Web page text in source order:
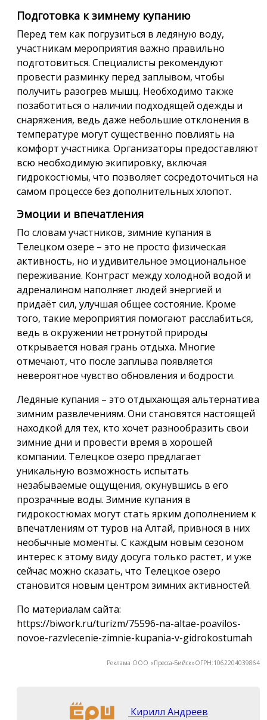
Подготовка к зимнему купанию
Перед тем как погрузиться в ледяную воду,
участникам мероприятия важно правильно
подготовиться. Специалисты рекомендуют
провести разминку перед заплывом, чтобы
получить разогрев мышц. Необходимо также
позаботиться о наличии подходящей одежды и
снаряжения, ведь даже небольшие отклонения в
температуре могут существенно повлиять на
комфорт участника. Организаторы предоставляют
всю необходимую экипировку, включая
гидрокостюмы, что позволяет сосредоточиться на
самом процессе без дополнительных хлопот.
Эмоции и впечатления
По словам участников, зимние купания в
Телецком озере – это не просто физическая
активность, но и удивительное эмоциональное
переживание. Контраст между холодной водой и
адреналином наполняет людей энергией и
придаёт сил, улучшая общее состояние. Кроме
того, такие мероприятия помогают расслабиться,
ведь в окружении нетронутой природы
открывается новая грань отдыха. Многие
отмечают, что после заплыва появляется
невероятное чувство обновления и бодрости.
Ледяные купания – это отдыхающая альтернатива
зимним развлечениям. Они становятся настоящей
находкой для тех, кто хочет разнообразить свои
зимние дни и провести время в хорошей
компании. Телецкое озеро предлагает
уникальную возможность испытать
незабываемые ощущения, окунувшись в его
прозрачные воды. Зимние купания в
гидрокостюмах могут стать ярким дополнением к
впечатлениям от туров на Алтай, привнося в них
необычные моменты. С каждым новым сезоном
интерес к этому виду досуга только растет, и уже
сейчас можно сказать, что Телецкое озеро
становится новым центром зимних активностей.
По материалам сайта:
https://biwork.ru/turizm/75596-na-altae-poavilos-
novoe-razvlecenie-zimnie-kupania-v-gidrokostumah
Реклама ООО «Пресса-Бийск»ОГРН:1062204039864
Кирилл Андреев